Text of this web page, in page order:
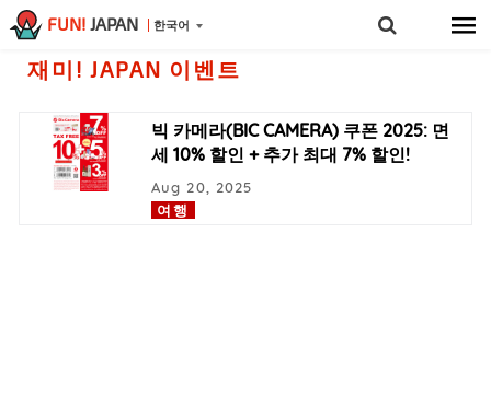
FUN! JAPAN 한국어
재미! JAPAN 이벤트
빅 카메라(BIC CAMERA) 쿠폰 2025: 면
세 10% 할인 + 추가 최대 7% 할인!
여행
Aug 20, 2025